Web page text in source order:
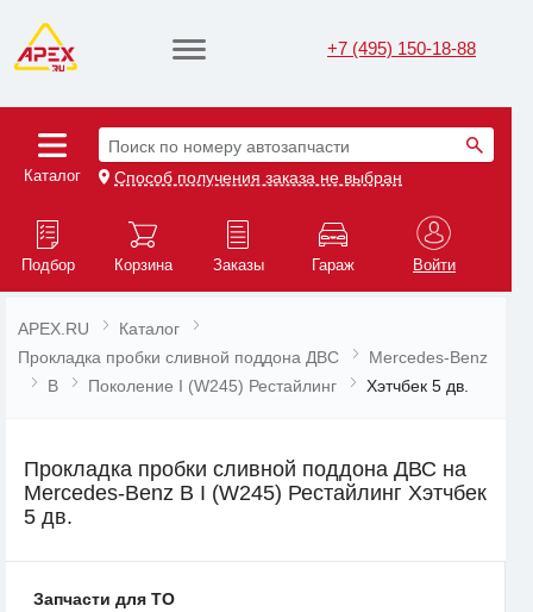
+7 (495) 150-18-88
Каталог
Поиск по номеру автозапчасти
Способ получения заказа не выбран
Подбор Корзина Заказы Гараж Войти
APEX.RU
Каталог
Прокладка пробки сливной поддона ДВС
Mercedes-Benz
B
Поколение I (W245) Рестайлинг Хэтчбек 5 дв.
Прокладка пробки сливной поддона ДВС на
Mercedes-Benz B I (W245) Рестайлинг Хэтчбек
5 дв.
Запчасти для ТО